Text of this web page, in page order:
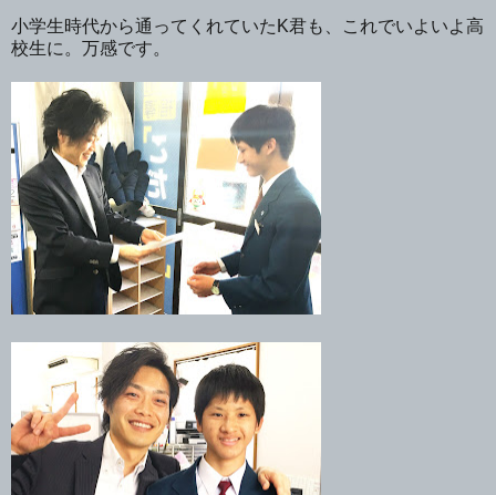
小学生時代から通ってくれていたK君も、これでいよいよ高
校生に。万感です。